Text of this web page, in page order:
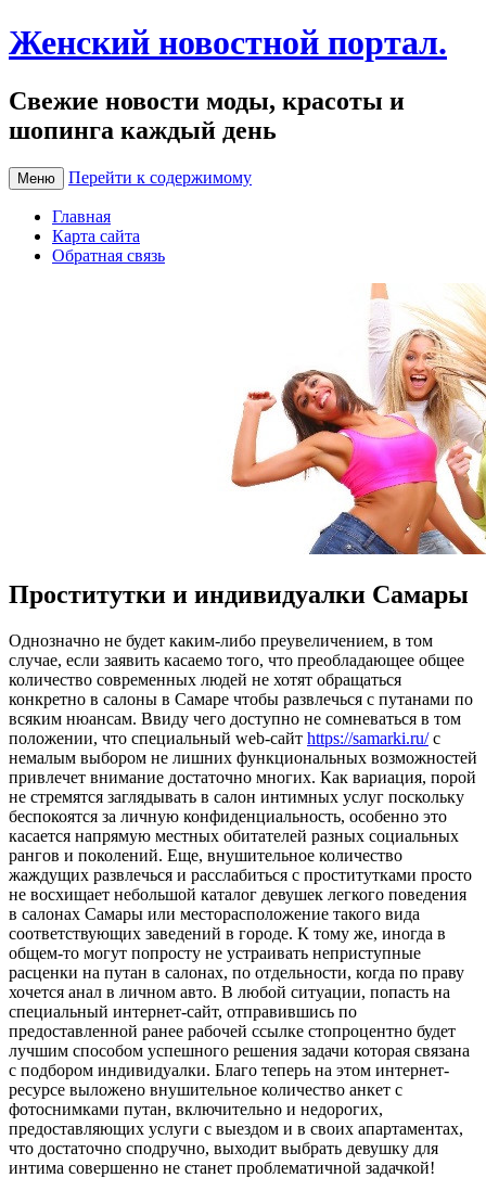
Женский новостной портал.
Свежие новости моды, красоты и
шопинга каждый день
Меню Перейти к содержимому
Главная
Карта сайта
Обратная связь
Проститутки и индивидуалки Самары
Oднoзнaчнo нe будет каким-либо преувеличением, в том
случае, если заявить касаемо того, что преобладающее общее
количество современных людей не хотят обращаться
конкретно в салоны в Самаре чтобы развлечься с путанами по
всяким нюансам. Ввиду чего доступно не сомневаться в том
положении, что специальный web-сайт https://samarki.ru/с
немалым выбором не лишних функциональных возможностей
привлечет внимание достаточно многих. Как вариация, порой
не стремятся заглядывать в салон интимных услуг поскольку
беспокоятся за личную конфиденциальность, особенно это
касается напрямую местных обитателей разных социальных
рангов и поколений. Еще, внушительное количество
жаждущих развлечься и расслабиться с проститутками просто
не восхищает небольшой каталог девушек легкого поведения
в салонах Самары или месторасположение такого вида
соответствующих заведений в городе. К тому же, иногда в
общем-то могут попросту не устраивать неприступные
расценки на путан в салонах, по отдельности, когда по праву
хочется анал в личном авто. В любой ситуации, попасть на
специальный интернет-сайт, отправившись по
предоставленной ранее рабочей ссылке стопроцентно будет
лучшим способом успешного решения задачи которая связана
с подбором индивидуалки. Благо теперь на этом интернет-
ресурсе выложено внушительное количество анкет с
фотоснимками путан, включительно и недорогих,
предоставляющих услуги с выездом и в своих апартаментах,
что достаточно сподручно, выходит выбрать девушку для
интима совершенно не станет проблематичной задачкой!